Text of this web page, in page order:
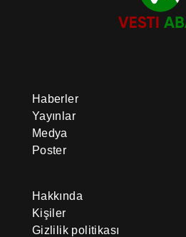
Haberler
Yayınlar
Medya
Poster
Hakkında
Kişiler
Gizlilik politikası